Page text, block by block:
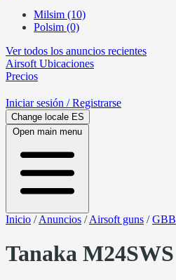
Milsim (10)
Polsim (0)
Ver todos los anuncios recientes
Airsoft Ubicaciones
Precios
Iniciar sesión / Registrarse
Change locale ES
Open main menu
Inicio /Anuncios /Airsoft guns /GBB
Tanaka M24SWS